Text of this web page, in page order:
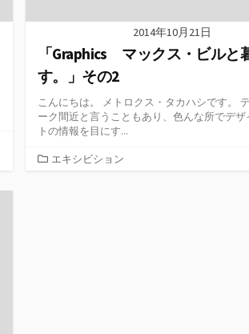
2014年10月21日
「Graphics マックス・ビルと
す。」その2
こんにちは。 メトロクス・タカハシです。
ーク間近と言うこともあり、色んな所でデザ
トの情報を目にす...
カエキシビション